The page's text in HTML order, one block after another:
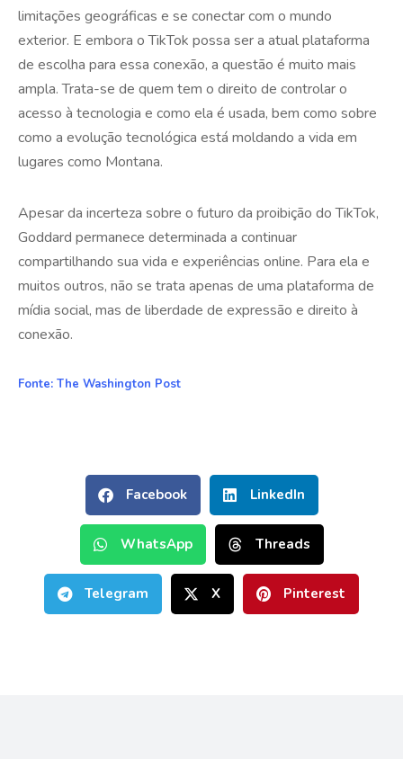
limitações geográficas e se conectar com o mundo
exterior. E embora o TikTok possa ser a atual plataforma
de escolha para essa conexão, a questão é muito mais
ampla. Trata-se de quem tem o direito de controlar o
acesso à tecnologia e como ela é usada, bem como sobre
como a evolução tecnológica está moldando a vida em
lugares como Montana.
Apesar da incerteza sobre o futuro da proibição do TikTok,
Goddard permanece determinada a continuar
compartilhando sua vida e experiências online. Para ela e
muitos outros, não se trata apenas de uma plataforma de
mídia social, mas de liberdade de expressão e direito à
conexão.
Fonte: The Washington Post
Facebook LinkedIn
WhatsApp Threads
Telegram X Pinterest